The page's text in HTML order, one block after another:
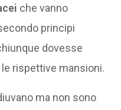
che vanno
principi
dovesse
rispettive mansioni.
ma non sono